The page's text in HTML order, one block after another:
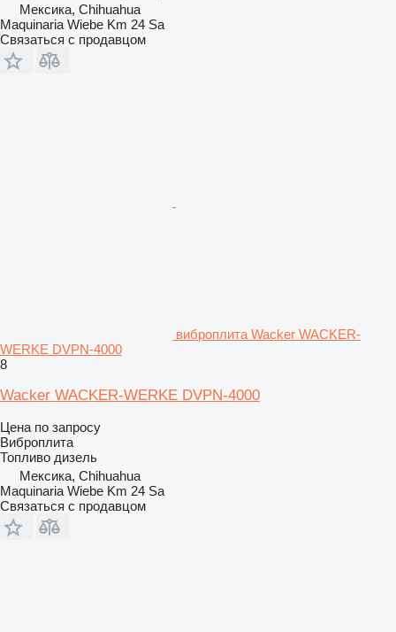
Мексика, Chihuahua
Maquinaria Wiebe Km 24 Sa
Связаться с продавцом
виброплита Wacker WACKER-
WERKE DVPN-4000
8
Wacker WACKER-WERKE DVPN-4000
Цена по запросу
Виброплита
Топливо дизель
Мексика, Chihuahua
Maquinaria Wiebe Km 24 Sa
Связаться с продавцом